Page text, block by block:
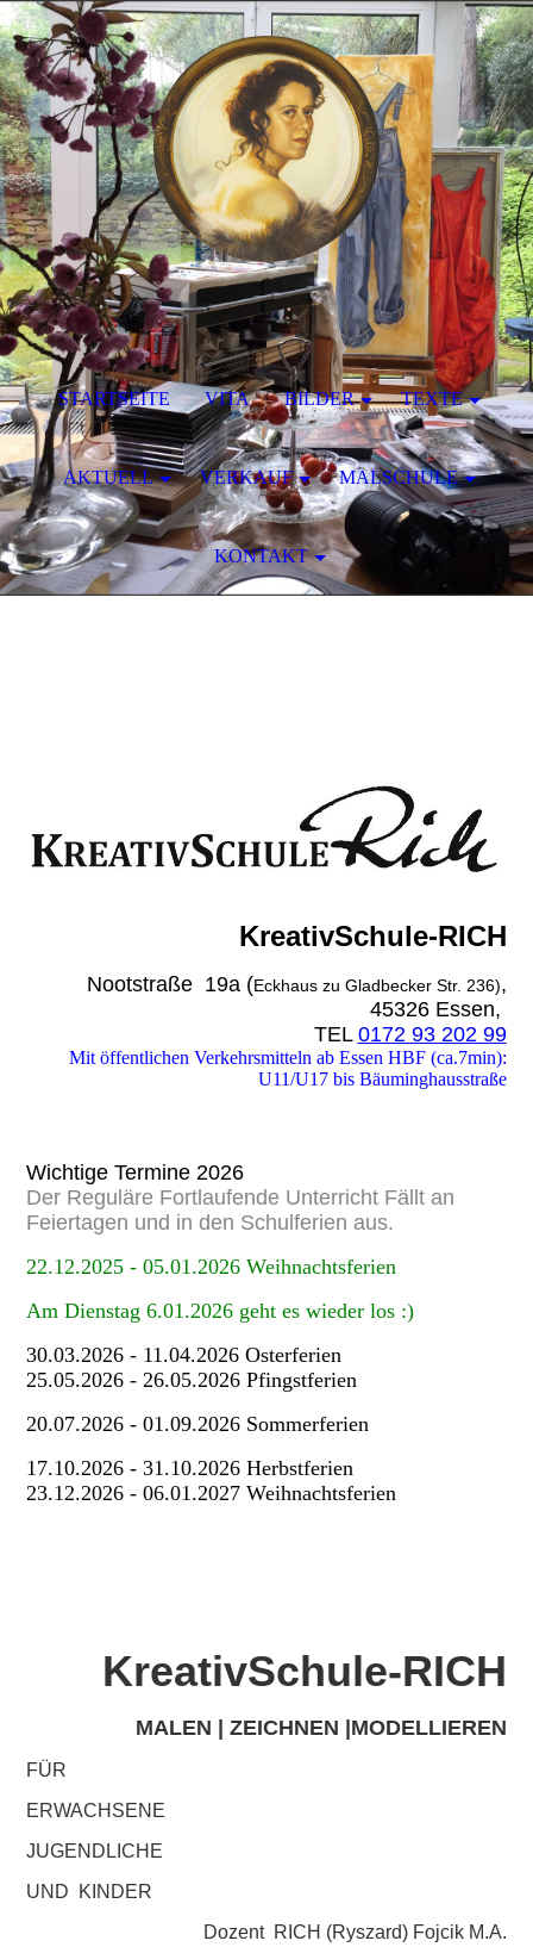
KreativSchule-RICH
Nootstraße 19a (Eckhaus zu Gladbecker Str. 236),
45326 Essen,
TEL 0172 93 202 99
Mit öffentlichen Verkehrsmitteln ab Essen HBF (ca.7min):
U11/U17 bis Bäuminghausstraße
Wichtige Termine 2026
Der Reguläre Fortlaufende Unterricht Fällt an
Feiertagen und in den Schulferien aus.
22.12.2025 - 05.01.2026 Weihnachtsferien
Am Dienstag 6.01.2026 geht es wieder los :)
30.03.2026 - 11.04.2026 Osterferien
25.05.2026 - 26.05.2026 Pfingstferien
20.07.2026 - 01.09.2026 Sommerferien
17.10.2026 - 31.10.2026 Herbstferien
23.12.2026 - 06.01.2027 Weihnachtsferien
KreativSchule-RICH
MALEN | ZEICHNEN |MODELLIEREN
FÜR
ERWACHSENE
JUGENDLICHE
UND KINDER
Dozent RICH (Ryszard) Fojcik M.A.
STARTSEITE VITA BILDER TEXTE
AKTUELL VERKAUF MALSCHULE
KONTAKT